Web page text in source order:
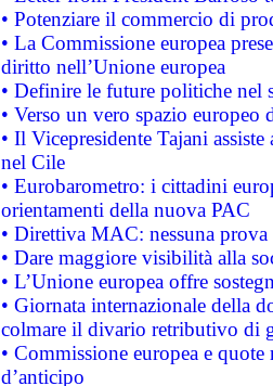
• Potenziare il commercio di
• La Commissione europea
diritto nell’Unione europea
• Definire le future politiche nel
• Verso un vero spazio
• Il Vicepresidente Tajani
nel Cile
• Eurobarometro: i cittadini
orientamenti della nuova PAC
• Direttiva MAC: nessuna
• Dare maggiore visibilità alla
• L’Unione europea offre
• Giornata internazionale della
colmare il divario retributivo di
• Commissione europea e
d’anticipo